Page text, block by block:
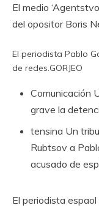
El medio
del opositor Boris
El periodista Pablo
de redes. GORJEO
Comunicación
grave la
tensina Un
Rubtsov a
acusado de
El periodista